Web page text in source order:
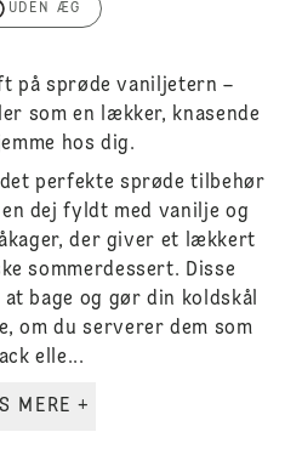
UDEN ÆG
på sprøde vaniljetern –
som en lækker, knasende
hos dig.
perfekte sprøde tilbehør
dej fyldt med vanilje og
der giver et lækkert
sommerdessert. Disse
bage og gør din koldskål
om du serverer dem som
elle...
LÆS MERE +